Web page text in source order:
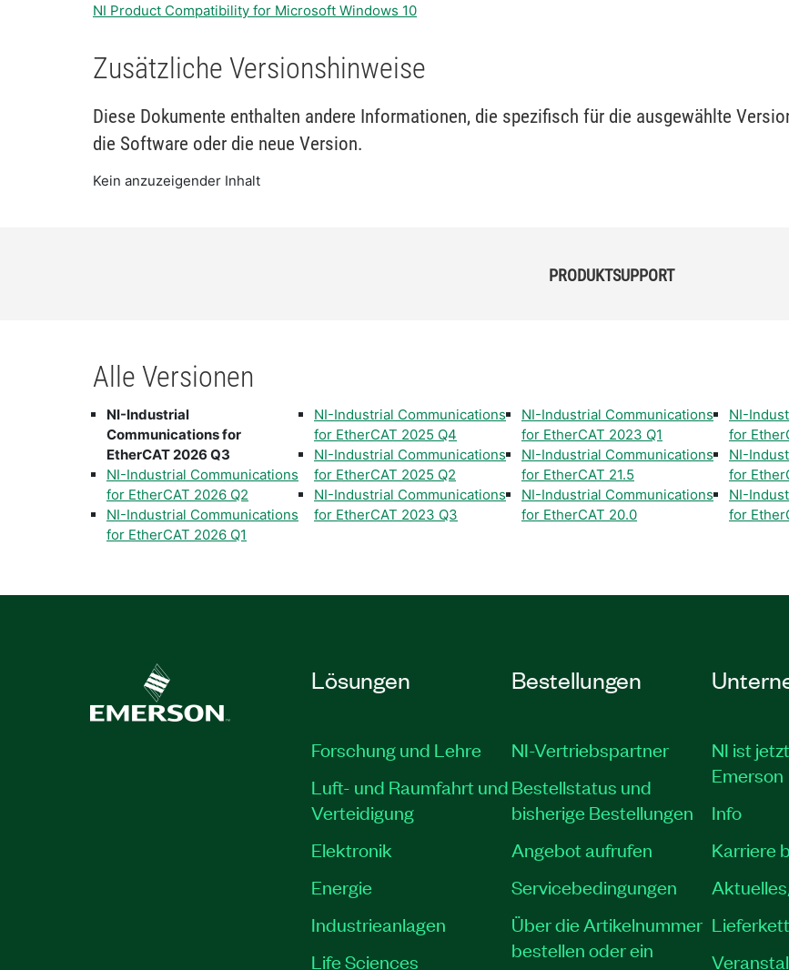
NI Product Compatibility for Microsoft Windows 10
Zusätzliche Versionshinweise
Diese Dokumente enthalten andere Informationen, die spezifisch für die ausgewählte
die Software oder die neue Version.
Kein anzuzeigender Inhalt
PRODUKTSUPPORT
Alle Versionen
NI-Industrial
Communications for
EtherCAT 2026 Q3
NI-Industrial Communications
for EtherCAT 2026 Q2
NI-Industrial Communications
for EtherCAT 2026 Q1
NI-Industrial Communications
for EtherCAT 2025 Q4
NI-Industrial Communications
for EtherCAT 2025 Q2
NI-Industrial Communications
for EtherCAT 2023 Q3
NI-Industrial Communications
for EtherCAT 2023 Q1
NI-Industrial Communications
for EtherCAT 21.5
NI-Industrial Communications
for EtherCAT 20.0
NI-
for
NI-
for
NI-
for
Lösungen
Forschung und Lehre
Luft- und Raumfahrt und
Verteidigung
Elektronik
Energie
Industrieanlagen
Life Sciences
Bestellungen
NI-Vertriebspartner
Bestellstatus und
bisherige Bestellungen
Angebot aufrufen
Servicebedingungen
Über die Artikelnummer
bestellen oder ein
NI ist
Emerson
Info
Karriere